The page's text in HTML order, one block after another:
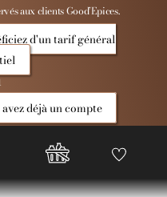
aux clients Good’Epices.
d'un tarif général
déjà un compte
Compte
Good
Favoris